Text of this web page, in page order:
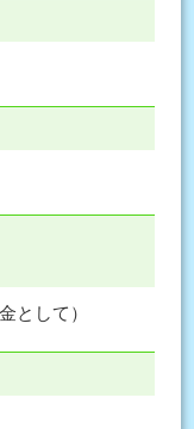
として）